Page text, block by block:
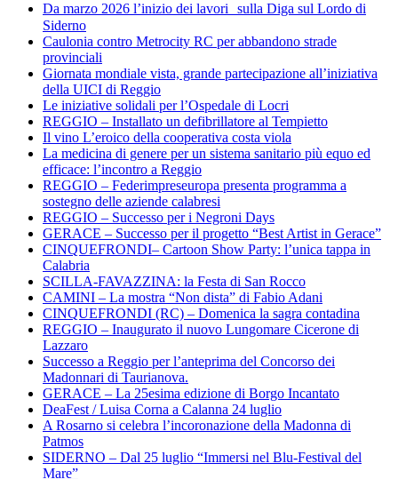
Da marzo 2026 l’inizio dei lavori sulla Diga sul Lordo di
Siderno
Caulonia contro Metrocity RC per abbandono strade
provinciali
Giornata mondiale vista, grande partecipazione all’iniziativa
della UICI di Reggio
Le iniziative solidali per l’Ospedale di Locri
REGGIO – Installato un defibrillatore al Tempietto
Il vino L’eroico della cooperativa costa viola
La medicina di genere per un sistema sanitario più equo ed
efficace: l’incontro a Reggio
REGGIO – Federimpreseuropa presenta programma a
sostegno delle aziende calabresi
REGGIO – Successo per i Negroni Days
GERACE – Successo per il progetto “Best Artist in Gerace”
CINQUEFRONDI– Cartoon Show Party: l’unica tappa in
Calabria
SCILLA-FAVAZZINA: la Festa di San Rocco
CAMINI – La mostra “Non dista” di Fabio Adani
CINQUEFRONDI (RC) – Domenica la sagra contadina
REGGIO – Inaugurato il nuovo Lungomare Cicerone di
Lazzaro
Successo a Reggio per l’anteprima del Concorso dei
Madonnari di Taurianova.
GERACE – La 25esima edizione di Borgo Incantato
DeaFest / Luisa Corna a Calanna 24 luglio
A Rosarno si celebra l’incoronazione della Madonna di
Patmos
SIDERNO – Dal 25 luglio “Immersi nel Blu-Festival del
Mare”